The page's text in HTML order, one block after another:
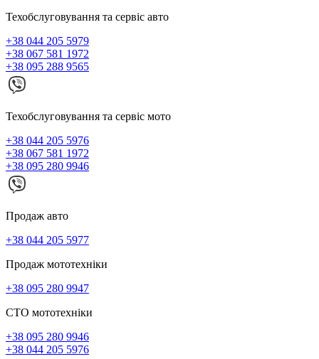
Техобслуговування та сервіс авто
+38 044 205 5979
+38 067 581 1972
+38 095 288 9565
Техобслуговування та сервіс мото
+38 044 205 5976
+38 067 581 1972
+38 095 280 9946
Продаж авто
+38 044 205 5977
Продаж мототехніки
+38 095 280 9947
СТО мототехніки
+38 095 280 9946
+38 044 205 5976